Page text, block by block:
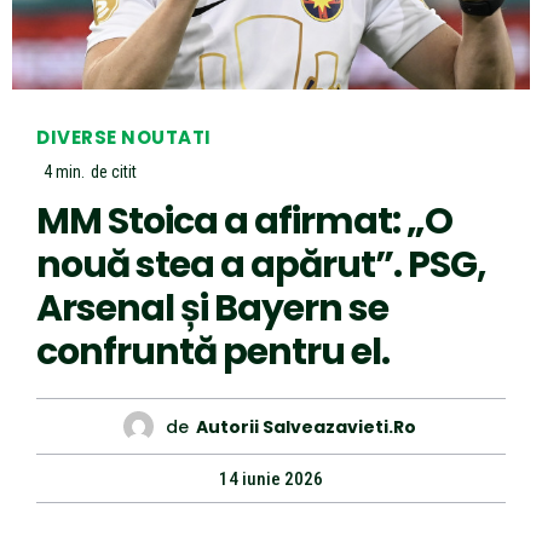
DIVERSE NOUTATI
4min. de citit
MM Stoica a afirmat: „O
nouă stea a apărut”. PSG,
Arsenal și Bayern se
confruntă pentru el.
de Autorii Salveazavieti.ro
14 iunie 2026